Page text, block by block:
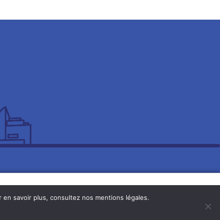
savoir plus, consultez nos mentions légales.